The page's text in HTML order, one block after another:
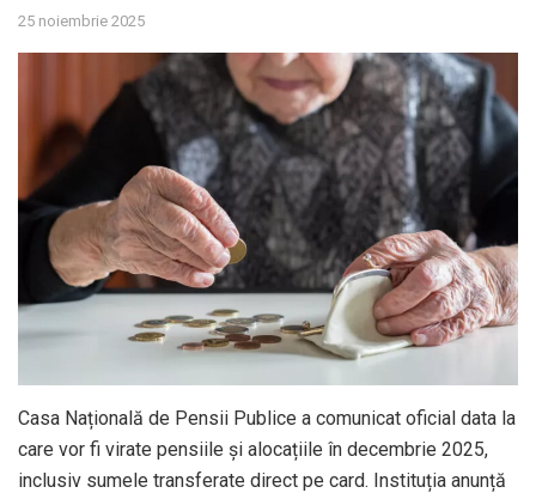
25 noiembrie 2025
Casa Națională de Pensii Publice a comunicat oficial data la
care vor fi virate pensiile și alocațiile în decembrie 2025,
inclusiv sumele transferate direct pe card. Instituția anunță